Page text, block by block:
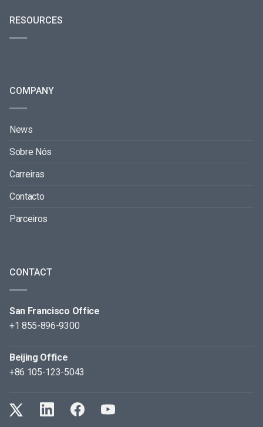
RESOURCES
COMPANY
News
Sobre Nós
Carreiras
Contacto
Parceiros
CONTACT
San Francisco Office
+1 855-896-9300
Beijing Office
+86 105-123-5043